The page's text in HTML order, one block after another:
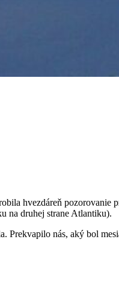
hvezdáreň pozorovanie
na druhej strane Atlantiku).
Prekvapilo nás, aký bol